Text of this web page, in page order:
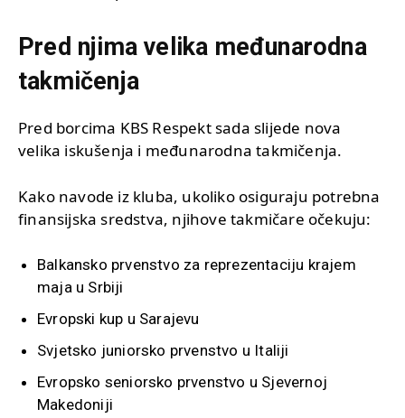
Pred njima velika međunarodna
takmičenja
Pred borcima KBS Respekt sada slijede nova
velika iskušenja i međunarodna takmičenja.
Kako navode iz kluba, ukoliko osiguraju potrebna
finansijska sredstva, njihove takmičare očekuju:
Balkansko prvenstvo za reprezentaciju krajem
maja u Srbiji
Evropski kup u Sarajevu
Svjetsko juniorsko prvenstvo u Italiji
Evropsko seniorsko prvenstvo u Sjevernoj
Makedoniji